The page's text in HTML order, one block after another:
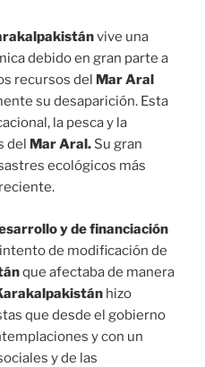
vive una
debido en gran parte a
recursos del Mar Aral
su desaparición. Esta
la pesca y la
del Mar Aral. Su gran
ecológicos más
y de financiación
de modificación de
que afectaba de manera
hizo
que desde el gobierno
y con un
y de las